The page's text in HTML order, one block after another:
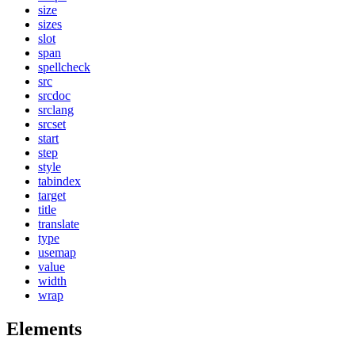
size
sizes
slot
span
spellcheck
src
srcdoc
srclang
srcset
start
step
style
tabindex
target
title
translate
type
usemap
value
width
wrap
Elements